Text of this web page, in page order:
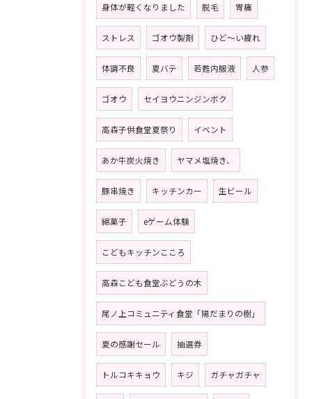
身体が軽くなりました 脱毛 胃痛
ストレス ゴオウ製剤 ひど〜い疲れ
体調不良 夏バテ 若甦内服液 人参
ゴオウ セイヨウニンジンボク
高森子供食堂夏祭り イベント
あか牛炭火焼き ヤマメ塩焼き、
豚串焼き キッチンカー 生ビール
綿菓子 eゲーム体験
こどもキッチンこころ
高森こども食堂ぶどうの木
尾ノ上コミュニティ食堂「陽だまりの樹」
夏の感謝セール 抽選券
トルコキキョウ キジ ガチャガチャ